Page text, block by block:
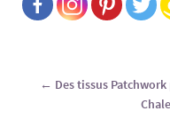
← Des tissus Patchwork